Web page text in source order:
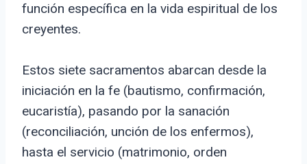
función específica en la vida espiritual de los
creyentes.
Estos siete sacramentos abarcan desde la
iniciación en la fe (bautismo, confirmación,
eucaristía), pasando por la sanación
(reconciliación, unción de los enfermos),
hasta el servicio (matrimonio, orden